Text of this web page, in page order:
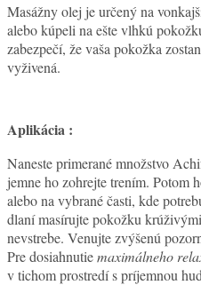
Masážny olej je určený na
alebo kúpeli na ešte vlhkú
zabezpečí, že vaša pokožka
vyživená.
Aplikácia :
Naneste primerané množstvo
jemne ho zohrejte trením. Potom
alebo na vybrané časti, kde
dlaní masírujte pokožku
nevstrebe. Venujte zvýšenú
Pre dosiahnutiemaximálneho
v tichom prostredí s príjemnou